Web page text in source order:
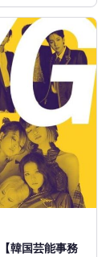
韓国芸能事務